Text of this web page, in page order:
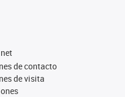
de contacto
de visita